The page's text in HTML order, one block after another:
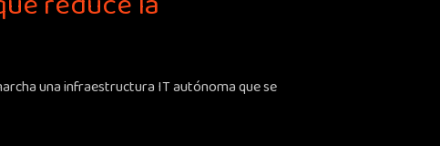
una infraestructura IT autónoma que se